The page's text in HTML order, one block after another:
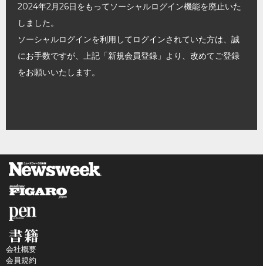
2024年2月26日をもってソーシャルログイン機能を廃止いた
しました。
ソーシャルログインを利用してログインされていた方は、誠
にお手数ですが、上記「新規会員登録」より、改めてご登録
をお願いいたします。
会社概要
会員規約